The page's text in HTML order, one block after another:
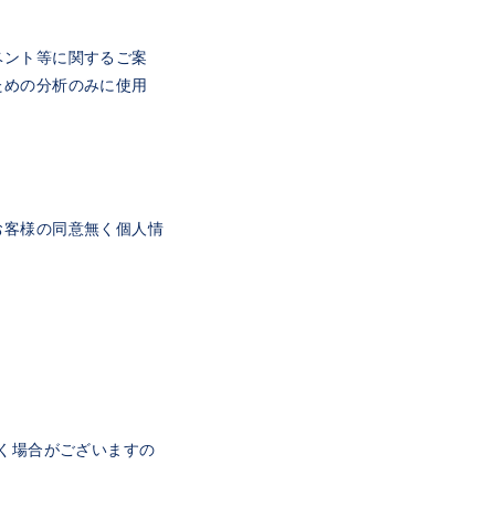
ト等に関するご案
の分析のみに使用
様の同意無く個人情
場合がございますの